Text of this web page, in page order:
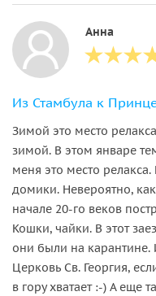
Анна
Зимой это место
зимой. В этом январе
меня это место
домики. Невероятно,
начале 20-го веков
Кошки, чайки. В этот
они были на карантине.
Церковь Св. Георгия,
в гору хватает :-) А еще